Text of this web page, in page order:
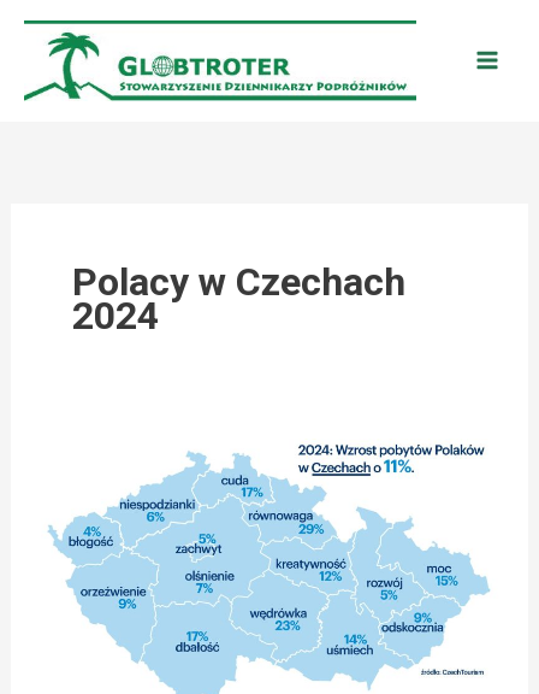
Przejdź
treści
Polacy w Czechach
2024
REKORDOWA
LICZBA
POLSKICH
TURYSTÓW